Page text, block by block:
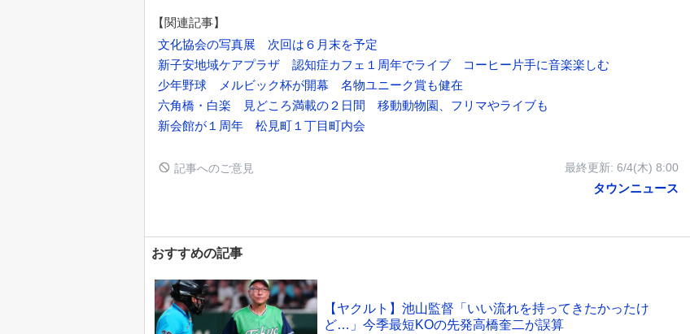
【関連記事】
文化協会の写真展 次回は６月末を予定
新子安地域ケアプラザ 認知症カフェ１周年でライブ コーヒー片手に音楽楽しむ
少年野球 メルビック杯が開幕 名物ユニーク賞も健在
六角橋・白楽 見どころ満載の２日間 移動動物園、フリマやライブも
新会館が１周年 松見町１丁目町内会
記事へのご意見 最終更新: 6/4(木) 8:00
タウンニュース
おすすめの記事
【ヤクルト】池山監督「いい流れを持ってきたかったけ
ど…」今季最短KOの先発高橋奎二が誤算